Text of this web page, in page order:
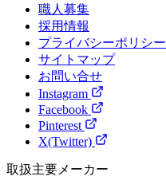
職人募集
採用情報
プライバシーポリシー
サイトマップ
お問い合せ
Instagram
Facebook
Pinterest
X(Twitter)
取扱主要メーカー